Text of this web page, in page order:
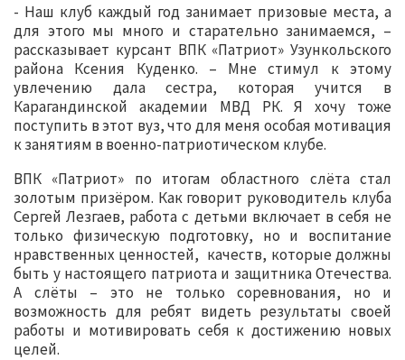
- Наш клуб каждый год занимает призовые места, а
для этого мы много и старательно занимаемся, –
рассказывает курсант ВПК «Патриот» Узункольского
района Ксения Куденко. – Мне стимул к этому
увлечению дала сестра, которая учится в
Карагандинской академии МВД РК. Я хочу тоже
поступить в этот вуз, что для меня особая мотивация
к занятиям в военно-патриотическом клубе.
ВПК «Патриот» по итогам областного слёта стал
золотым призёром. Как говорит руководитель клуба
Сергей Лезгаев, работа с детьми включает в себя не
только физическую подготовку, но и воспитание
нравственных ценностей, качеств, которые должны
быть у настоящего патриота и защитника Отечества.
А слёты – это не только соревнования, но и
возможность для ребят видеть результаты своей
работы и мотивировать себя к достижению новых
целей.